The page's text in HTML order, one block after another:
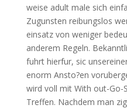
weise adult male sich
Zugunsten reibungslos
einsatz von weniger
anderem Regeln.
fuhrt hierfur, sic
enorm Ansto?en
wird voll mit With out-Go-
Treffen. Nachdem man